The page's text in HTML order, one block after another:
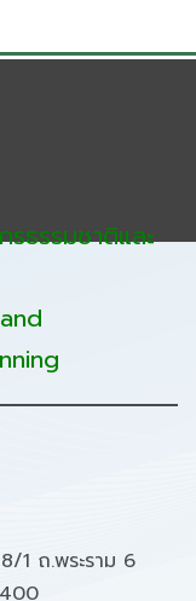
ธรรมชาติและ
1 ถ.พระราม 6